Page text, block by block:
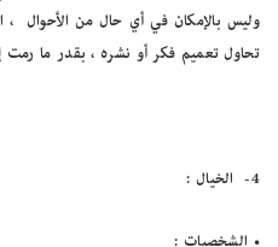
وليس بالإمكان في أي حال من الأحوال ،
تحاول تعميم فكر أو نشره ، بقدر ما رمت
4- الخيال :
• الشخصيات :